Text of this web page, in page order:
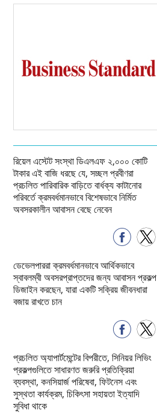
রিয়েল এস্টেট সংস্থা ডিএলএফ ২,০০০ কোটি
টাকার এই বাজি ধরছে যে, সচ্ছল প্রবীণরা
প্রচলিত পারিবারিক বাড়িতে বার্ধক্য কাটানোর
পরিবর্তে ক্রমবর্ধমানভাবে বিশেষভাবে নির্মিত
অবসরকালীন আবাসন বেছে নেবেন
ডেভেলপাররা ক্রমবর্ধমানভাবে আর্থিকভাবে
স্বাবলম্বী অবসরপ্রাপ্তদের জন্য আবাসন প্রকল্প
ডিজাইন করছেন, যারা একটি সক্রিয় জীবনধারা
বজায় রাখতে চান
প্রচলিত অ্যাপার্টমেন্টের বিপরীতে, সিনিয়র লিভিং
প্রকল্পগুলিতে সাধারণত জরুরি প্রতিক্রিয়া
ব্যবস্থা, কনসিয়ার্জ পরিষেবা, ফিটনেস এবং
সুস্থতা কার্যক্রম, চিকিৎসা সহায়তা ইত্যাদি
সুবিধা থাকে